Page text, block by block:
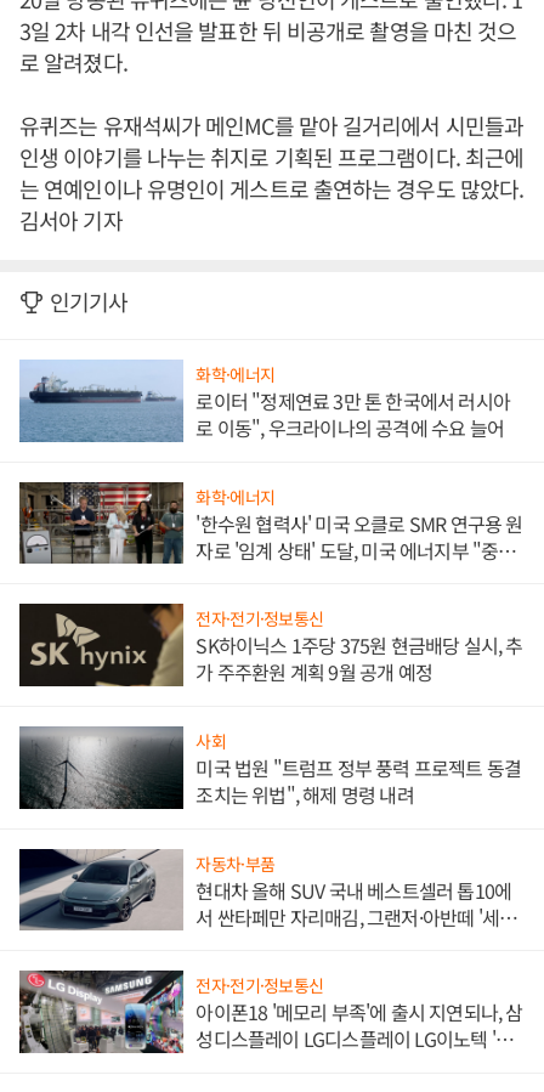
3일 2차 내각 인선을 발표한 뒤 비공개로 촬영을 마친 것으
로 알려졌다.
유퀴즈는 유재석씨가 메인MC를 맡아 길거리에서 시민들과
인생 이야기를 나누는 취지로 기획된 프로그램이다. 최근에
는 연예인이나 유명인이 게스트로 출연하는 경우도 많았다.
김서아 기자
인기기사
화학·에너지
로이터 "정제연료 3만 톤 한국에서 러시아
로 이동", 우크라이나의 공격에 수요 늘어
화학·에너지
'한수원 협력사' 미국 오클로 SMR 연구용 원
자로 '임계 상태' 도달, 미국 에너지부 "중요
전자·전기·정보통신
SK하이닉스 1주당 375원 현금배당 실시, 추
가 주주환원 계획 9월 공개 예정
사회
미국 법원 "트럼프 정부 풍력 프로젝트 동결
조치는 위법", 해제 명령 내려
자동차·부품
현대차 올해 SUV 국내 베스트셀러 톱10에
서 싼타페만 자리매김, 그랜저·아반떼 '세단
전자·전기·정보통신
아이폰18 '메모리 부족'에 출시 지연되나, 삼
성디스플레이 LG디스플레이 LG이노텍 '탈